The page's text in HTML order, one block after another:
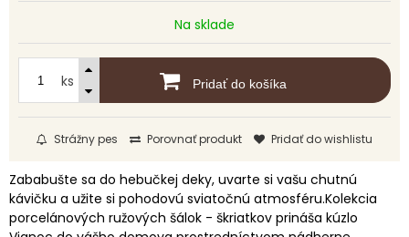
Na sklade
ks Pridať do košíka
Strážny pes Porovnať produkt Pridať do wishlistu
Zababušte sa do hebučkej deky, uvarte si vašu chutnú
kávičku a užite si pohodovú sviatočnú atmosféru.Kolekcia
porcelánových ružových šálok - škriatkov prináša kúzlo